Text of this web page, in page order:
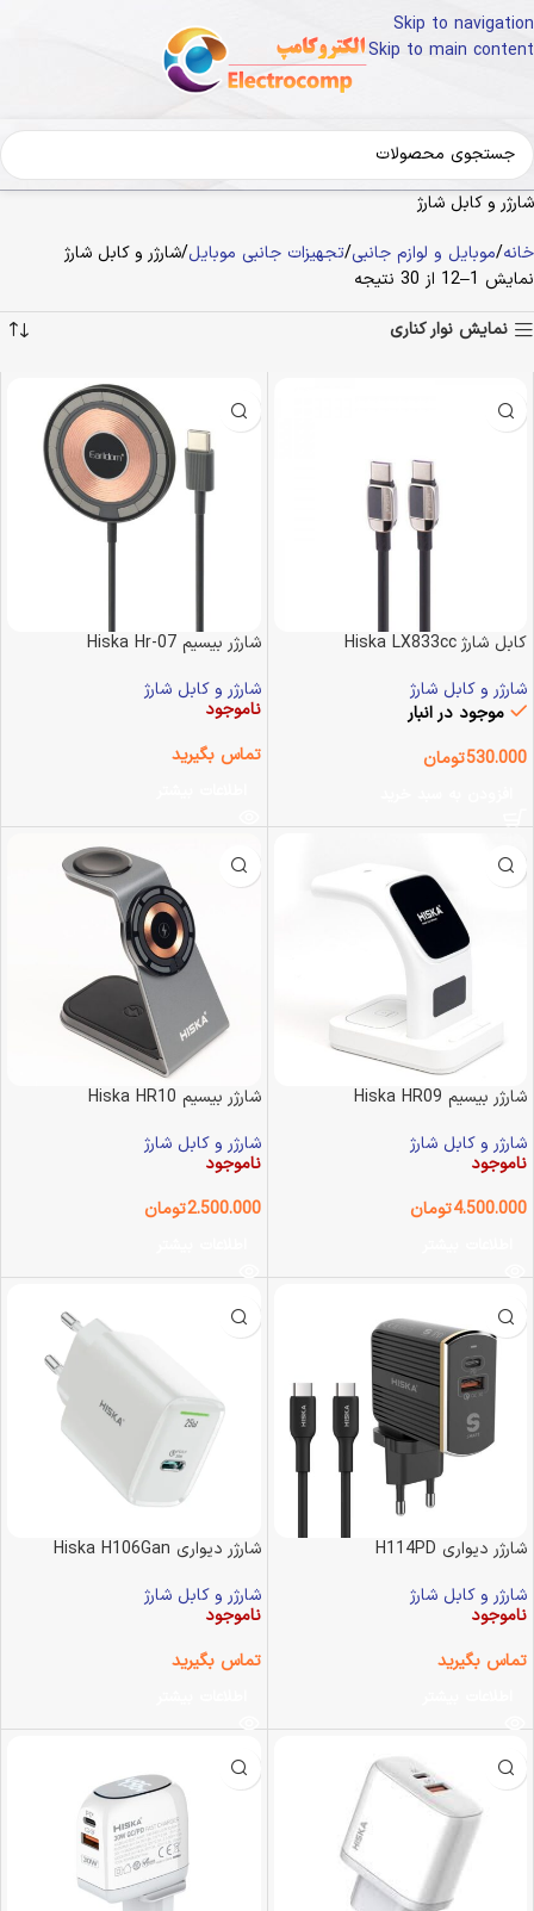
Skip to navigation
Skip to main content
شارژر و کابل شارژ
خانه موبایل و لوازم جانبی تجهیزات جانبی موبایل شارژر و کابل شارژ
نمایش 1–12 از 30 نتیجه
نمایش نوار کناری
کابل شارژ Hiska LX833cc
شارژر و کابل شارژ
موجود در انبار
530.000تومان
شارژر بیسیم Hiska Hr-07
شارژر و کابل شارژ
ناموجود
تماس بگیرید
شارژر بیسیم Hiska HR09
شارژر و کابل شارژ
ناموجود
4.500.000تومان
شارژر بیسیم Hiska HR10
شارژر و کابل شارژ
ناموجود
2.500.000تومان
شارژر دیواری H114PD
شارژر و کابل شارژ
ناموجود
تماس بگیرید
شارژر دیواری Hiska H106Gan
شارژر و کابل شارژ
ناموجود
تماس بگیرید